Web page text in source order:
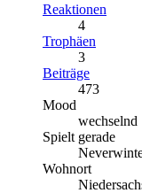
Reaktionen
4
Trophäen
3
Beiträge
473
Mood
wechselnd
Spielt gerade
Wohnort